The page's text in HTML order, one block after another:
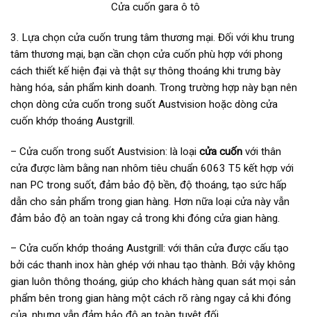
Cửa cuốn gara ô tô
3. Lựa chọn cửa cuốn trung tâm thương mại. Đối với khu trung
tâm thương mại, bạn cần chọn cửa cuốn phù hợp với phong
cách thiết kế hiện đại và thật sự thông thoáng khi trưng bày
hàng hóa, sản phẩm kinh doanh. Trong trường hợp này bạn nên
chọn dòng cửa cuốn trong suốt Austvision hoặc dòng cửa
cuốn khớp thoáng Austgrill.
– Cửa cuốn trong suốt Austvision: là loại cửa cuốn với thân
cửa được làm bằng nan nhôm tiêu chuẩn 6063 T5 kết hợp với
nan PC trong suốt, đảm bảo độ bền, độ thoáng, tạo sức hấp
dẫn cho sản phẩm trong gian hàng. Hơn nữa loại cửa này vẫn
đảm bảo độ an toàn ngay cả trong khi đóng cửa gian hàng.
– Cửa cuốn khớp thoáng Austgrill: với thân cửa được cấu tạo
bởi các thanh inox hàn ghép với nhau tạo thành. Bởi vậy không
gian luôn thông thoáng, giúp cho khách hàng quan sát mọi sản
phẩm bên trong gian hàng một cách rõ ràng ngay cả khi đóng